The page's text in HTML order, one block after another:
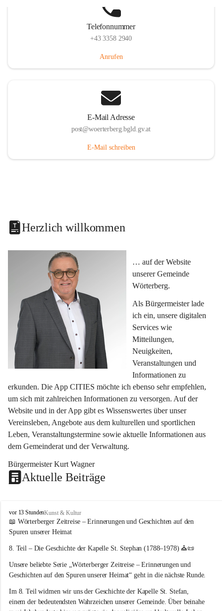
Telefonnummer
+43 3358 2940
Anrufen
E-Mail Adresse
post@woerterberg.bgld.gv.at
E-Mail schreiben
Herzlich willkommen
… auf der Website
unserer Gemeinde
Wörterberg.
Als Bürgermeister lade
ich ein, unsere digitalen
Services wie
Mitteilungen,
Neuigkeiten,
Veranstaltungen und
Informationen zu
erkunden. Die App CITIES möchte ich ebenso sehr empfehlen,
um sich mit zahlreichen Informationen zu versorgen. Auf der
Website und in der App gibt es Wissenswertes über unser
Vereinsleben, Angebote aus dem kulturellen und sportlichen
Leben, Veranstaltungstermine sowie aktuelle Informationen aus
dem Gemeinderat und der Verwaltung.
Bürgermeister Kurt Wagner
Aktuelle Beiträge
W
ö
r
e
b
e
g
vor 13 StundenKunst & Kultur
📖 Wörterberger Zeitreise – Erinnerungen und Geschichten auf den
Spuren unserer Heimat
8. Teil – Die Geschichte der Kapelle St. Stephan (1788–1978) ⛪📜
Unsere beliebte Serie „Wörterberger Zeitreise – Erinnerungen und
Geschichten auf den Spuren unserer Heimat“ geht in die nächste Runde.
Im 8. Teil widmen wir uns der Geschichte der Kapelle St. Stefan,
einem der bedeutendsten Wahrzeichen unserer Gemeinde. Über beinahe